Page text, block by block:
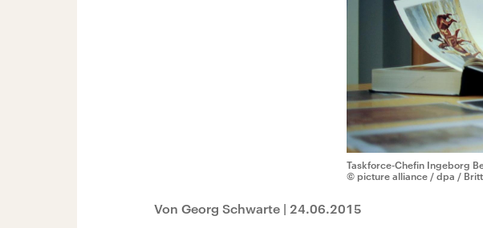
Taskforce-Chefin Ingeborg
© picture alliance / dpa /
Von Georg Schwarte | 24.06.2015